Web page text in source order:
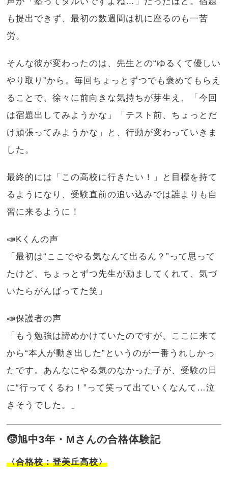
も提出できず、最初の数週間は机に座るのも一苦
労。
そんな彼が変わったのは、先生との“ゆるくて優しい
やり取り”から。毎回ちょっとずつでも褒めてもらえ
ることで、徐々に前向きな気持ちが芽生え、「今回
は宿題出してみようかな」「テスト前、ちょっとだ
け頑張ってみようかな」と、行動が変わっていきま
した。
最終的には「この高校に行きたい！」と目標を持て
るようになり、受験直前の追い込みでは誰よりも自
習に来るように！
📣Kくんの声
「最初は“ここでやる気なんて出るん？”って思って
たけど、ちょっとずつ先生が励ましてくれて、気づ
いたらがんばってた笑」
📣保護者の声
「もう勉強は諦めかけていたのですが、ここに来て
から“本人が動き出した”というのが一番うれしかっ
たです。あんなにやる気のなかった子が、受験の日
に“行ってくるわ！”って笑って出ていくなんて…泣
きそうでした。」
🧒旭中3年・Mさんの合格体験記
〈合格校：登美丘高校〉